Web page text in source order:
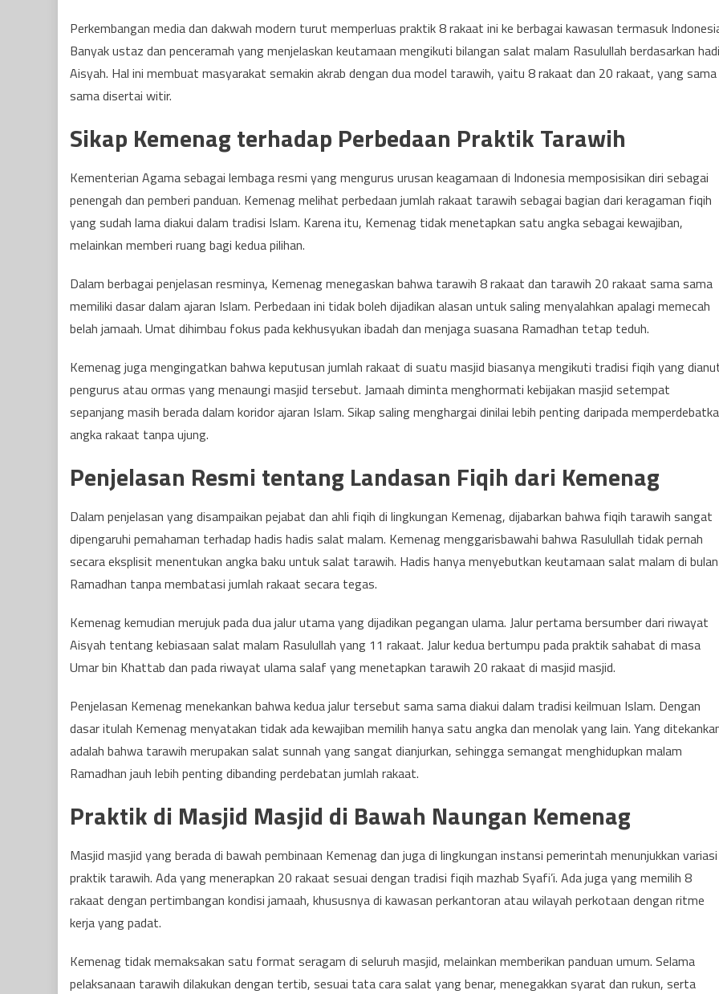
Perkembangan media dan dakwah modern turut memperluas praktik 8 rakaat ini ke berbagai kawasan termasuk
Banyak ustaz dan penceramah yang menjelaskan keutamaan mengikuti bilangan salat malam Rasulullah berdasarkan
Aisyah. Hal ini membuat masyarakat semakin akrab dengan dua model tarawih, yaitu 8 rakaat dan 20 rakaat, yang sama
sama disertai witir.
Sikap Kemenag terhadap Perbedaan Praktik Tarawih
Kementerian Agama sebagai lembaga resmi yang mengurus urusan keagamaan di Indonesia memposisikan diri sebagai
penengah dan pemberi panduan. Kemenag melihat perbedaan jumlah rakaat tarawih sebagai bagian dari keragaman fiqih
yang sudah lama diakui dalam tradisi Islam. Karena itu, Kemenag tidak menetapkan satu angka sebagai kewajiban,
melainkan memberi ruang bagi kedua pilihan.
Dalam berbagai penjelasan resminya, Kemenag menegaskan bahwa tarawih 8 rakaat dan tarawih 20 rakaat sama sama
memiliki dasar dalam ajaran Islam. Perbedaan ini tidak boleh dijadikan alasan untuk saling menyalahkan apalagi memecah
belah jamaah. Umat dihimbau fokus pada kekhusyukan ibadah dan menjaga suasana Ramadhan tetap teduh.
Kemenag juga mengingatkan bahwa keputusan jumlah rakaat di suatu masjid biasanya mengikuti tradisi fiqih yang
pengurus atau ormas yang menaungi masjid tersebut. Jamaah diminta menghormati kebijakan masjid setempat
sepanjang masih berada dalam koridor ajaran Islam. Sikap saling menghargai dinilai lebih penting daripada
angka rakaat tanpa ujung.
Penjelasan Resmi tentang Landasan Fiqih dari Kemenag
Dalam penjelasan yang disampaikan pejabat dan ahli fiqih di lingkungan Kemenag, dijabarkan bahwa fiqih tarawih sangat
dipengaruhi pemahaman terhadap hadis hadis salat malam. Kemenag menggarisbawahi bahwa Rasulullah tidak pernah
secara eksplisit menentukan angka baku untuk salat tarawih. Hadis hanya menyebutkan keutamaan salat malam di bulan
Ramadhan tanpa membatasi jumlah rakaat secara tegas.
Kemenag kemudian merujuk pada dua jalur utama yang dijadikan pegangan ulama. Jalur pertama bersumber dari riwayat
Aisyah tentang kebiasaan salat malam Rasulullah yang 11 rakaat. Jalur kedua bertumpu pada praktik sahabat di masa
Umar bin Khattab dan pada riwayat ulama salaf yang menetapkan tarawih 20 rakaat di masjid masjid.
Penjelasan Kemenag menekankan bahwa kedua jalur tersebut sama sama diakui dalam tradisi keilmuan Islam. Dengan
dasar itulah Kemenag menyatakan tidak ada kewajiban memilih hanya satu angka dan menolak yang lain. Yang
adalah bahwa tarawih merupakan salat sunnah yang sangat dianjurkan, sehingga semangat menghidupkan malam
Ramadhan jauh lebih penting dibanding perdebatan jumlah rakaat.
Praktik di Masjid Masjid di Bawah Naungan Kemenag
Masjid masjid yang berada di bawah pembinaan Kemenag dan juga di lingkungan instansi pemerintah menunjukkan variasi
praktik tarawih. Ada yang menerapkan 20 rakaat sesuai dengan tradisi fiqih mazhab Syafi’i. Ada juga yang memilih 8
rakaat dengan pertimbangan kondisi jamaah, khususnya di kawasan perkantoran atau wilayah perkotaan dengan ritme
kerja yang padat.
Kemenag tidak memaksakan satu format seragam di seluruh masjid, melainkan memberikan panduan umum. Selama
pelaksanaan tarawih dilakukan dengan tertib, sesuai tata cara salat yang benar, menegakkan syarat dan rukun, serta